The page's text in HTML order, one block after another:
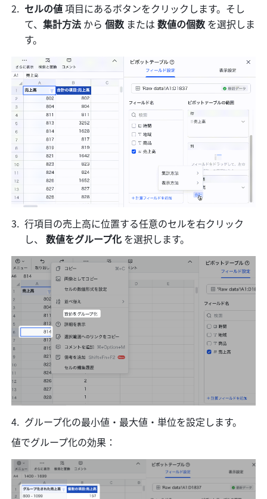
セルの値 項目にあるボタンをクリックします。そし
て、集計方法 から 個数 または 数値の個数 を選択しま
す。
行項目の売上高に位置する任意のセルを右クリック
し、 数値をグループ化 を選択します。
グループ化の最小値・最大値・単位を設定します。
値でグループ化の効果：